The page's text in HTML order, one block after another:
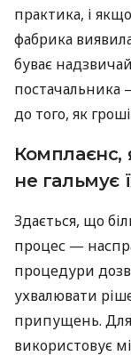
практика, і
фабрика
буває
постачальника
до того, як
Комплаєнс,
не гальмує
Здається, що
процес —
процедури
ухвалювати
припущень. Для
використовує